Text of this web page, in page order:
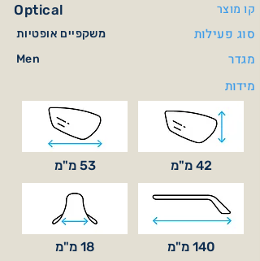
Optical קו מוצר
משקפיים אופטיות סוג פעילות
Men
מגדר
מידות
53 מ"מ 42 מ"מ
18 מ"מ 140 מ"מ